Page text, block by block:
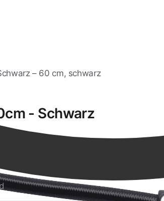
– 60 cm, schwarz
- Schwarz